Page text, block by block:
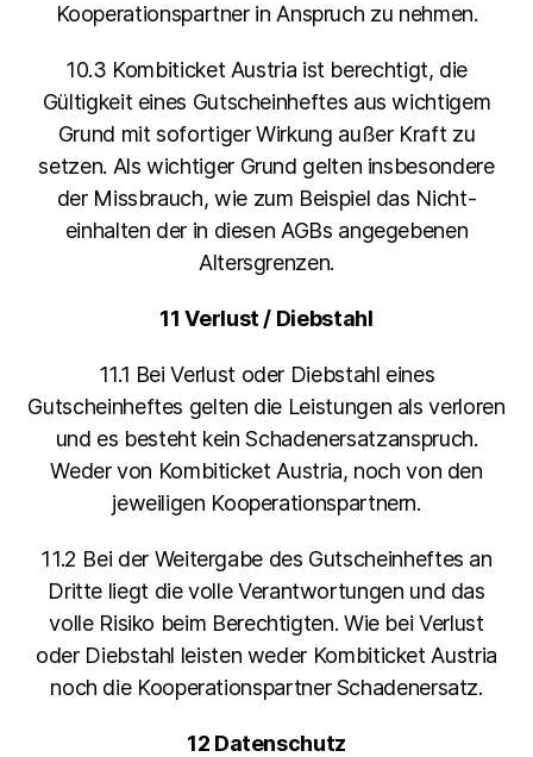
Kooperationspartner in Anspruch zu nehmen.
10.3 Kombiticket Austria ist berechtigt, die
Gültigkeit eines Gutscheinheftes aus wichtigem
Grund mit sofortiger Wirkung außer Kraft zu
setzen. Als wichtiger Grund gelten insbesondere
der Missbrauch, wie zum Beispiel das Nicht-
einhalten der in diesen AGBs angegebenen
Altersgrenzen.
11 Verlust / Diebstahl
11.1 Bei Verlust oder Diebstahl eines
Gutscheinheftes gelten die Leistungen als verloren
und es besteht kein Schadenersatzanspruch.
Weder von Kombiticket Austria, noch von den
jeweiligen Kooperationspartnern.
11.2 Bei der Weitergabe des Gutscheinheftes an
Dritte liegt die volle Verantwortungen und das
volle Risiko beim Berechtigten. Wie bei Verlust
oder Diebstahl leisten weder Kombiticket Austria
noch die Kooperationspartner Schadenersatz.
12 Datenschutz